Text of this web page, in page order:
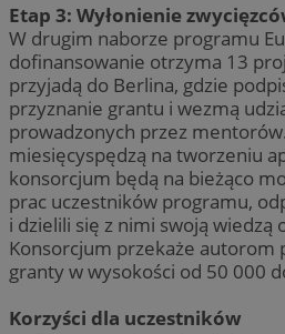
Etap 3: Wyłonienie
W drugim naborze programu
dofinansowanie otrzyma 13
przyjadą do Berlina, gdzie
przyznanie grantu i wezmą
prowadzonych przez
miesięcyspędzą na tworzeniu
konsorcjum będą na bieżąco
prac uczestników programu,
i dzielili się z nimi swoją wiedzą
Konsorcjum przekaże
granty w wysokości od 50 000
Korzyści dla uczestników